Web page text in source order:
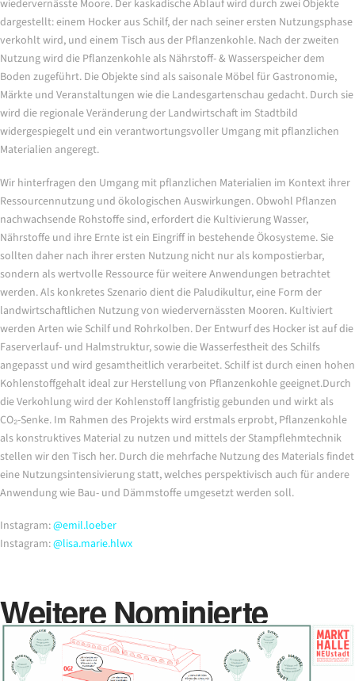
wiedervernässte Moore. Der kaskadische Ablauf wird durch zwei Objekte
dargestellt: einem Hocker aus Schilf, der nach seiner ersten Nutzungsphase
verkohlt wird, und einem Tisch aus der Pflanzenkohle. Nach der zweiten
Nutzung wird die Pflanzenkohle als Nährstoff- & Wasserspeicher dem
Boden zugeführt. Die Objekte sind als saisonale Möbel für Gastronomie,
Märkte und Veranstaltungen wie die Landesgartenschau gedacht. Durch sie
wird die regionale Veränderung der Landwirtschaft im Stadtbild
widergespiegelt und ein verantwortungsvoller Umgang mit pflanzlichen
Materialien angeregt.
Wir hinterfragen den Umgang mit pflanzlichen Materialien im Kontext ihrer
Ressourcennutzung und ökologischen Auswirkungen. Obwohl Pflanzen
nachwachsende Rohstoffe sind, erfordert die Kultivierung Wasser,
Nährstoffe und ihre Ernte ist ein Eingriff in bestehende Ökosysteme. Sie
sollten daher nach ihrer ersten Nutzung nicht nur als kompostierbar,
sondern als wertvolle Ressource für weitere Anwendungen betrachtet
werden. Als konkretes Szenario dient die Paludikultur, eine Form der
landwirtschaftlichen Nutzung von wiedervernässten Mooren. Kultiviert
werden Arten wie Schilf und Rohrkolben. Der Entwurf des Hocker ist auf die
Faserverlauf- und Halmstruktur, sowie die Wasserfestheit des Schilfs
angepasst und wird gesamtheitlich verarbeitet. Schilf ist durch einen hohen
Kohlenstoffgehalt ideal zur Herstellung von Pflanzenkohle geeignet.Durch
die Verkohlung wird der Kohlenstoff langfristig gebunden und wirkt als
CO₂-Senke. Im Rahmen des Projekts wird erstmals erprobt, Pflanzenkohle
als konstruktives Material zu nutzen und mittels der Stampflehmtechnik
stellen wir den Tisch her. Durch die mehrfache Nutzung des Materials findet
eine Nutzungsintensivierung statt, welches perspektivisch auch für andere
Anwendung wie Bau- und Dämmstoffe umgesetzt werden soll.
Instagram:@emil.loeber
Instagram:@lisa.marie.hlwx
Weitere Nominierte